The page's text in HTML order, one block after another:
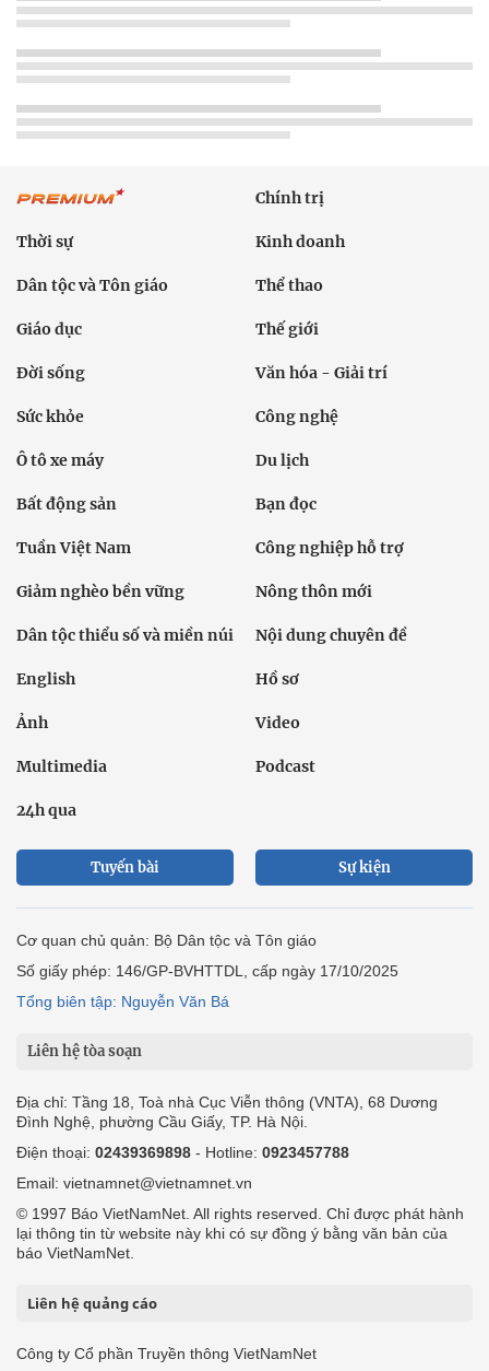
Chính trị
Thời sự Kinh doanh
Dân tộc và Tôn giáo Thể thao
Giáo dục Thế giới
Đời sống Văn hóa - Giải trí
Sức khỏe Công nghệ
Ô tô xe máy Du lịch
Bất động sản Bạn đọc
Tuần Việt Nam Công nghiệp hỗ trợ
Giảm nghèo bền vững Nông thôn mới
Dân tộc thiểu số và miền núi Nội dung chuyên đề
English Hồ sơ
Ảnh Video
Multimedia Podcast
24h qua
Tuyến bài Sự kiện
Cơ quan chủ quản: Bộ Dân tộc và Tôn giáo
Số giấy phép: 146/GP-BVHTTDL, cấp ngày 17/10/2025
Tổng biên tập: Nguyễn Văn Bá
Liên hệ tòa soạn
Địa chỉ: Tầng 18, Toà nhà Cục Viễn thông (VNTA), 68 Dương
Đình Nghệ, phường Cầu Giấy, TP. Hà Nội.
Điện thoại: 02439369898 - Hotline: 0923457788
Email: vietnamnet@vietnamnet.vn
© 1997 Báo VietNamNet. All rights reserved. Chỉ được phát hành
lại thông tin từ website này khi có sự đồng ý bằng văn bản của
báo VietNamNet.
Liên hệ quảng cáo
Công ty Cổ phần Truyền thông VietNamNet